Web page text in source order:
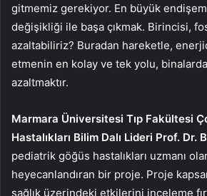
gitmemiz gerekiyor. En büyük
değişikliği ile başa çıkmak. Birincisi,
azaltabiliriz? Buradan hareketle,
etmenin en kolay ve tek yolu, binalarda
azaltmaktır.
Marmara Üniversitesi Tıp Fakültesi
Hastalıkları Bilim Dalı Lideri Prof. Dr.
pediatrik göğüs hastalıkları uzmanı
heyecanlandıran bir proje. Proje
sağlık üzerindeki etkilerini inceleme